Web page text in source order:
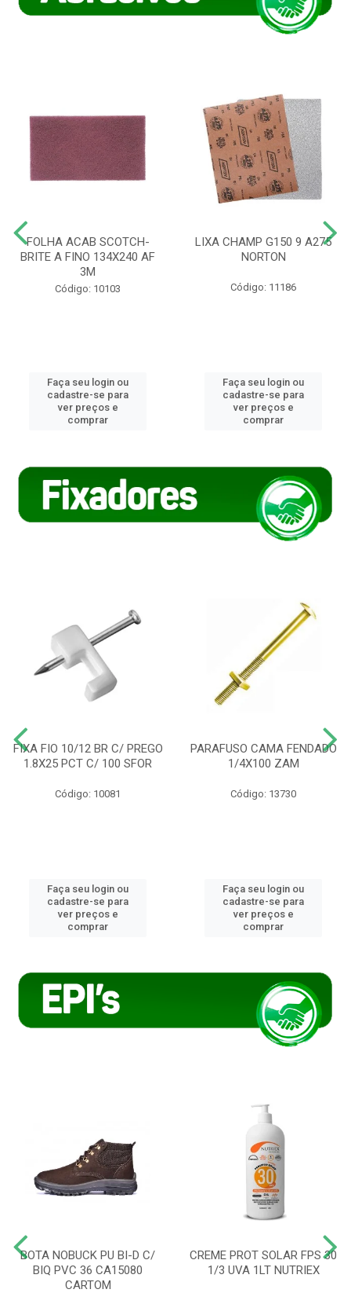
FOLHA ACAB SCOTCH-
BRITE A FINO 134X240 AF
3M
Código: 10103
Faça seu login ou
cadastre-se para
ver preços e
comprar
LIXA CHAMP G150 9 A275
NORTON
Código: 11186
Faça seu login ou
cadastre-se para
ver preços e
comprar
FIXA FIO 10/12 BR C/ PREGO
1.8X25 PCT C/ 100 SFOR
Código: 10081
Faça seu login ou
cadastre-se para
ver preços e
comprar
PARAFUSO CAMA FENDADO
1/4X100 ZAM
Código: 13730
Faça seu login ou
cadastre-se para
ver preços e
comprar
BOTA NOBUCK PU BI-D C/
BIQ PVC 36 CA15080
CARTOM
CREME PROT SOLAR FPS 30
1/3 UVA 1LT NUTRIEX